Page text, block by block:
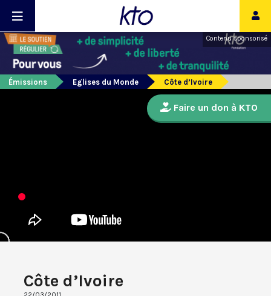
Contenu sponsorisé
Émissions Eglises du Monde Côte d’Ivoire
Côte d’Ivoire
Faire un don à KTO